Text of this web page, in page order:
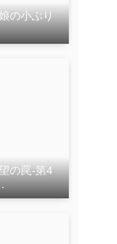
の小ぶり
の罠-第4